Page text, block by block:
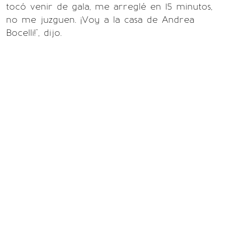
tocó venir de gala, me arreglé en 15 minutos,
no me juzguen. ¡Voy a la casa de Andrea
Bocelli!", dijo.